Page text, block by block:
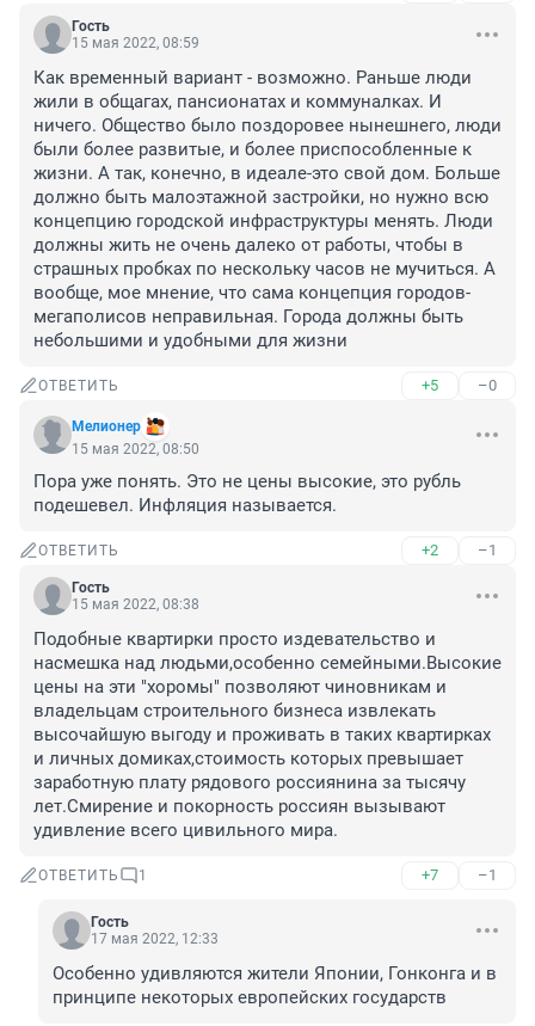
Гость
15 мая 2022, 08:59
Как временный вариант - возможно. Раньше люди
жили в общагах, пансионатах и коммуналках. И
ничего. Общество было поздоровее нынешнего, люди
были более развитые, и более приспособленные к
жизни. А так, конечно, в идеале-это свой дом. Больше
должно быть малоэтажной застройки, но нужно всю
концепцию городской инфраструктуры менять. Люди
должны жить не очень далеко от работы, чтобы в
страшных пробках по нескольку часов не мучиться. А
вообще, мое мнение, что сама концепция городов-
мегаполисов неправильная. Города должны быть
небольшими и удобными для жизни
ОТВЕТИТЬ +5 –0
Мелионер
15 мая 2022, 08:50
Пора уже понять. Это не цены высокие, это рубль
подешевел. Инфляция называется.
ОТВЕТИТЬ +2 –1
Гость
15 мая 2022, 08:38
Подобные квартирки просто издевательство и
насмешка над людьми,особенно семейными.Высокие
цены на эти "хоромы" позволяют чиновникам и
владельцам строительного бизнеса извлекать
высочайшую выгоду и проживать в таких квартирках
и личных домиках,стоимость которых превышает
заработную плату рядового россиянина за тысячу
лет.Смирение и покорность россиян вызывают
удивление всего цивильного мира.
ОТВЕТИТЬ 1 +7 –1
Гость
17 мая 2022, 12:33
Особенно удивляются жители Японии, Гонконга и в
принципе некоторых европейских государств